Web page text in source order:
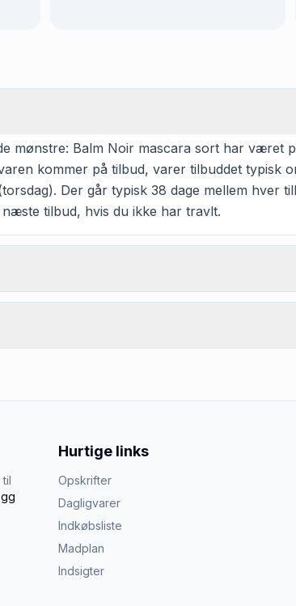
mønstre: Balm Noir mascara sort har været
kommer på tilbud, varer tilbuddet typisk
Der går typisk 38 dage mellem hver
tilbud, hvis du ikke har travlt.
Hurtige links
Opskrifter
Dagligvarer
Indkøbsliste
Madplan
Indsigter